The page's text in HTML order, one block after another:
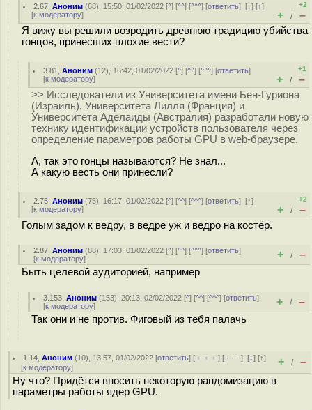
2.67 ,Аноним (68), 15:50, 01/02/2022 [^] [^^] [^^^] [ответить][↓] [↑]
[к модератору]
+2
+ / –
Я вижу вы решили возродить древнюю традицию убийства
гонцов, принесших плохие вести?
3.81 ,Аноним (12), 16:42, 01/02/2022 [^] [^^] [^^^] [ответить]
[к модератору]
+1
+ / –
>> Исследователи из Университета имени Бен-Гуриона
(Израиль), Университета Лилля (Франция) и
Университета Аделаиды (Австралия) разработали новую
технику идентификации устройств пользователя через
определение параметров работы GPU в web-браузере.
А, так это гонцы называются? Не знал...
А какую весть они принесли?
2.75 ,Аноним (75), 16:17, 01/02/2022 [^] [^^] [^^^] [ответить][↑]
[к модератору]
+2
+ / –
Голым задом к ведру, в ведре уж и ведро на костёр.
2.87 ,Аноним (88), 17:03, 01/02/2022 [^] [^^] [^^^] [ответить]
[к модератору] + / –
Быть целевой аудиторией, например
3.153 ,Аноним (153), 20:13, 02/02/2022 [^] [^^] [^^^] [ответить]
[к модератору] + / –
Так они и не против. Фиговый из тебя палачь
1.14 ,Аноним (10), 13:57, 01/02/2022 [ответить] [ ﹢﹢﹢] [ · · ·][↓] [↑]
[к модератору] + / –
Ну что? Придётся вносить некоторую рандомизацию в
параметры работы ядер GPU.